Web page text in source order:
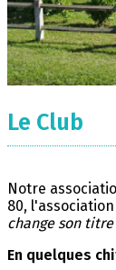
Le Club
Notre
80,
change son titre
En quelques